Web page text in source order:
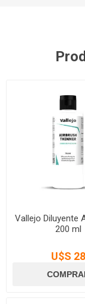
Vallejo Diluyente
200 ml
U$S 28